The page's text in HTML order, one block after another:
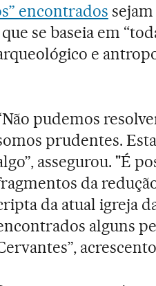
encontrados
se baseia em
e
pudemos
prudentes.
assegurou. "É
da
da atual igreja
alguns